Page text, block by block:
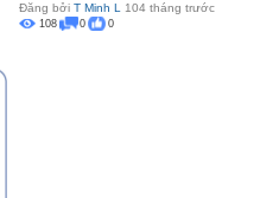
Đăng bởi T Minh L 104 tháng trước
108 0 0